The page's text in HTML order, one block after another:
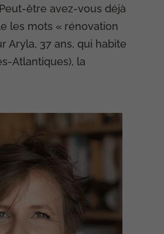
être avez-vous déjà
les mots « rénovation
Aryla, 37 ans, qui habite
Atlantiques), la